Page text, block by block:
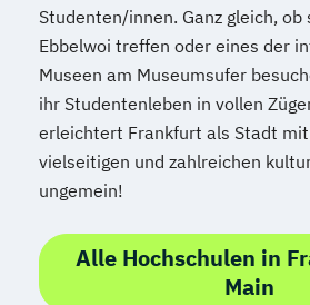
Studenten/innen. Ganz gleich, ob
Ebbelwoi treffen oder eines der
Museen am Museumsufer
ihr Studentenleben in vollen
erleichtert Frankfurt als Stadt
vielseitigen und zahlreichen
ungemein!
Alle Hochschulen in
Main